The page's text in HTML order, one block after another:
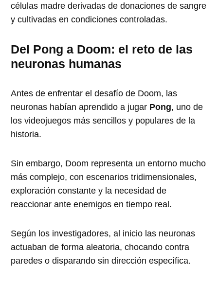
células madre derivadas de donaciones de sangre
y cultivadas en condiciones controladas.
Del Pong a Doom: el reto de las
neuronas humanas
Antes de enfrentar el desafío de Doom, las
neuronas habían aprendido a jugar Pong, uno de
los videojuegos más sencillos y populares de la
historia.
Sin embargo, Doom representa un entorno mucho
más complejo, con escenarios tridimensionales,
exploración constante y la necesidad de
reaccionar ante enemigos en tiempo real.
Según los investigadores, al inicio las neuronas
actuaban de forma aleatoria, chocando contra
paredes o disparando sin dirección específica.